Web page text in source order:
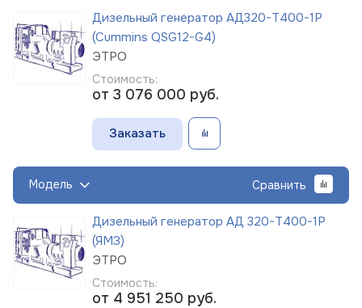
Дизельный генератор АД320-Т400-1Р
(Cummins QSG12-G4)
ЭТРО
Стоимость:
от 3 076 000 руб.
Заказать
Модель Сравнить
Дизельный генератор АД 320-Т400-1Р
(ЯМЗ)
ЭТРО
Стоимость:
от 4 951 250 руб.